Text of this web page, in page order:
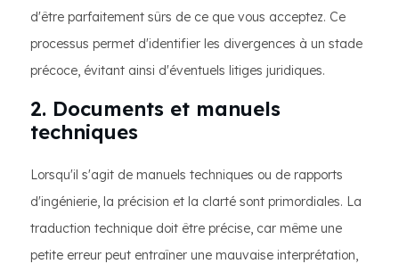
d'être parfaitement sûrs de ce que vous acceptez. Ce
processus permet d'identifier les divergences à un stade
précoce, évitant ainsi d'éventuels litiges juridiques.
2. Documents et manuels
techniques
Lorsqu'il s'agit de manuels techniques ou de rapports
d'ingénierie, la précision et la clarté sont primordiales. La
traduction technique doit être précise, car même une
petite erreur peut entraîner une mauvaise interprétation,